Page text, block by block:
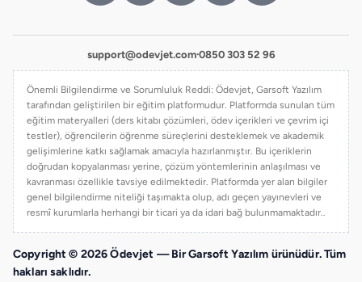
support@odevjet.com·0850 303 52 96
Önemli Bilgilendirme ve Sorumluluk Reddi: Ödevjet, Garsoft Yazılım
tarafından geliştirilen bir eğitim platformudur. Platformda sunulan tüm
eğitim materyalleri (ders kitabı çözümleri, ödev içerikleri ve çevrim içi
testler), öğrencilerin öğrenme süreçlerini desteklemek ve akademik
gelişimlerine katkı sağlamak amacıyla hazırlanmıştır. Bu içeriklerin
doğrudan kopyalanması yerine, çözüm yöntemlerinin anlaşılması ve
kavranması özellikle tavsiye edilmektedir. Platformda yer alan bilgiler
genel bilgilendirme niteliği taşımakta olup, adı geçen yayınevleri ve
resmî kurumlarla herhangi bir ticari ya da idari bağ bulunmamaktadır..
Copyright © 2026 Ödevjet — Bir Garsoft Yazılım ürünüdür. Tüm
hakları saklıdır.